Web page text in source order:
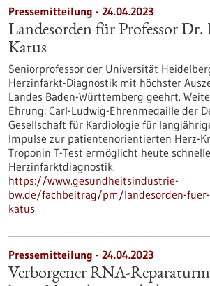
Pressemitteilung - 24.04.2023
Landesorden für Professor Dr.
Katus
Seniorprofessor der Universität
Herzinfarkt-Diagnostik mit höchster
Landes Baden-Württemberg geehrt.
Ehrung: Carl-Ludwig-Ehrenmedaille der
Gesellschaft für Kardiologie für
Impulse zur patientenorientierten Herz-
Troponin T-Test ermöglicht heute
Herzinfarktdiagnostik.
https://www.gesundheitsindustrie-
bw.de/fachbeitrag/pm/landesorden-
katus
Pressemitteilung - 24.04.2023
Verborgener RNA-